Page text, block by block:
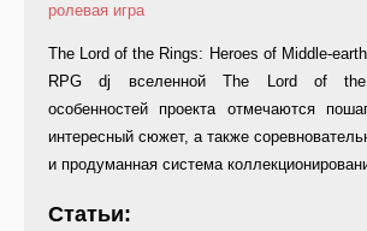
ролевая игра
The Lord of the Rings: Heroes of Middle-
RPG dj вселенной The Lord of
особенностей проекта отмечаются
интересный сюжет, а также
и продуманная система
Статьи: